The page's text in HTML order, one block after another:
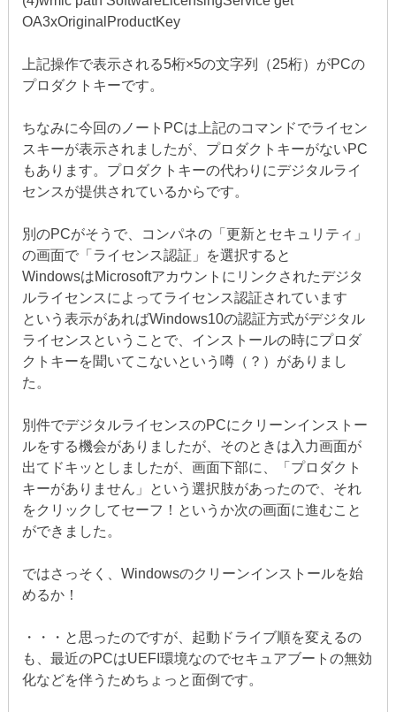
OA3xOriginalProductKey
上記操作で表示される5桁×5の文字列（25桁）がPCの
プロダクトキーです。
ちなみに今回のノートPCは上記のコマンドでライセン
スキーが表示されましたが、プロダクトキーがないPC
もあります。プロダクトキーの代わりにデジタルライ
センスが提供されているからです。
別のPCがそうで、コンパネの「更新とセキュリティ」
の画面で「ライセンス認証」を選択すると
WindowsはMicrosoftアカウントにリンクされたデジタ
ルライセンスによってライセンス認証されています
という表示があればWindows10の認証方式がデジタル
ライセンスということで、インストールの時にプロダ
クトキーを聞いてこないという噂（？）がありまし
た。
別件でデジタルライセンスのPCにクリーンインストー
ルをする機会がありましたが、そのときは入力画面が
出てドキッとしましたが、画面下部に、「プロダクト
キーがありません」という選択肢があったので、それ
をクリックしてセーフ！というか次の画面に進むこと
ができました。
ではさっそく、Windowsのクリーンインストールを始
めるか！
・・・と思ったのですが、起動ドライブ順を変えるの
も、最近のPCはUEFI環境なのでセキュアブートの無効
化などを伴うためちょっと面倒です。